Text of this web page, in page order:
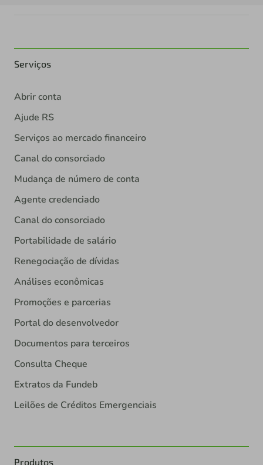
Serviços
Abrir conta
Ajude RS
Serviços ao mercado financeiro
Canal do consorciado
Mudança de número de conta
Agente credenciado
Canal do consorciado
Portabilidade de salário
Renegociação de dívidas
Análises econômicas
Promoções e parcerias
Portal do desenvolvedor
Documentos para terceiros
Consulta Cheque
Extratos da Fundeb
Leilões de Créditos Emergenciais
Produtos